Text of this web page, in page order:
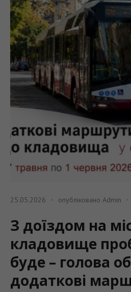
25.05.2026 опубліковано Admin
З доїздом на
кладовище
буде – голова
додаткові